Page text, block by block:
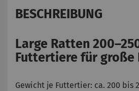
BESCHREIBUNG
Large Ratten
Futtertiere für große
Gewicht je Futtertier: ca. 200 bis